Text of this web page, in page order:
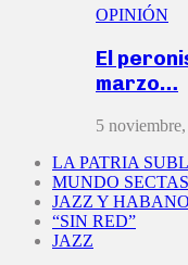
OPINIÓN
El
marzo…
5
LA PATRIA
MUNDO SECTAS
JAZZ Y
“SIN RED”
JAZZ